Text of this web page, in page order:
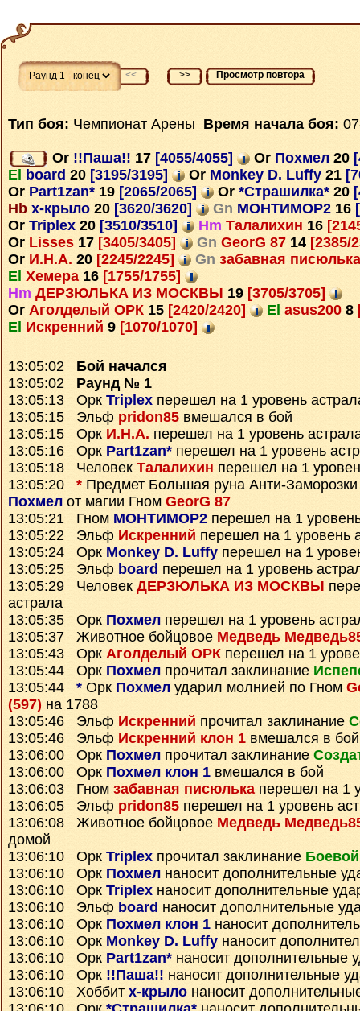
<< >> Просмотр повтора
Тип боя: Чемпионат Арены Время начала боя:
Or !!Паша!! 17 [4055/4055] Or Похмел 20
El
board 20 [3195/3195] Or Monkey D. Luffy 21
Or Part1zan* 19 [2065/2065] Or *Страшилка* 20
Hb х-крыло 20 [3620/3620] Gn МОНТИМОР2 16
Or Triplex 20 [3510/3510] Hm Талалихин 16
Or Lisses 17 [3405/3405] Gn GeorG 87 14 [2385/
Or И.Н.А. 20 [2245/2245] Gn забавная
El Хемера 16 [1755/1755]
Hm ДЕРЗЮЛЬКА ИЗ МОСКВЫ 19 [3705/3705]
Or Аголделый ОРК 15 [2420/2420] El asus200 8
El Искренний 9 [1070/1070]
13:05:02 Бой начался
13:05:02 Раунд № 1
13:05:13 Орк Triplex перешел на 1 уровень
13:05:15 Эльф pridon85 вмешался в бой
13:05:15 Орк И.Н.А. перешел на 1 уровень
13:05:16 Орк Part1zan* перешел на 1 уровень
13:05:18 Человек Талалихин перешел на 1
13:05:20 * Предмет Большая руна Анти-Заморозки
Похмел от магии Гном GeorG 87
13:05:21 Гном МОНТИМОР2 перешел на 1
13:05:22 Эльф Искренний перешел на 1 уровень
13:05:24 Орк Monkey D. Luffy перешел на 1
13:05:25 Эльф board перешел на 1 уровень
13:05:29 Человек ДЕРЗЮЛЬКА ИЗ МОСКВЫ
астрала
13:05:35 Орк Похмел перешел на 1 уровень
13:05:37 Животное бойцовое Медведь
13:05:43 Орк Аголделый ОРК перешел на 1
13:05:44 Орк Похмел прочитал заклинание
13:05:44 * Орк Похмел ударил молнией по Гном
(597) на 1788
13:05:46 Эльф Искренний прочитал заклинание
13:05:46 Эльф Искренний клон 1 вмешался в бой
13:06:00 Орк Похмел прочитал заклинание
13:06:00 Орк Похмел клон 1 вмешался в бой
13:06:03 Гном забавная писюлькаперешел на 1
13:06:05 Эльф pridon85 перешел на 1 уровень
13:06:08 Животное бойцовое Медведь
домой
13:06:10 Орк Triplex прочитал заклинание
13:06:10 Орк Похмел наносит дополнительные
13:06:10 Орк Triplex наносит дополнительные
13:06:10 Эльф board наносит дополнительные
13:06:10 Орк Похмел клон 1 наносит
13:06:10 Орк Monkey D. Luffy наносит
13:06:10 Орк Part1zan* наносит дополнительные
13:06:10 Орк !!Паша!! наносит дополнительные
13:06:10 Хоббит х-крыло наносит